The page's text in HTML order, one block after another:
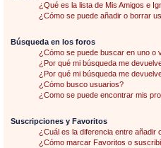
¿Qué es la lista de Mis Amigos e
¿Cómo se puede añadir o borrar
Búsqueda en los foros
¿Cómo se puede buscar en uno o
¿Por qué mi búsqueda me
¿Por qué mi búsqueda me
¿Cómo busco usuarios?
¿Como se puede encontrar mis
Suscripciones y Favoritos
¿Cuál es la diferencia entre
¿Cómo marcar Favoritos o